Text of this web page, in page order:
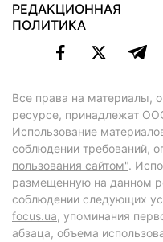
РЕДАКЦИОННАЯ
ПОЛИТИКА
Все права на материалы,
ресурсе, принадлежат
Использование
соблюдении требований,
пользования сайтом".
размещенную на данном
соблюдении следующих
focus.ua, упоминания
абзаца, объема